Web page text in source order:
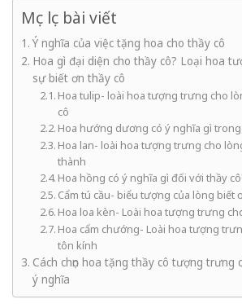
Mục lục bài viết
Ý nghĩa của việc tặng hoa cho thầy cô
Hoa gì đại diện cho thầy cô? Loại hoa
sự biết ơn thầy cô
Hoa tulip- loài hoa tượng trưng cho
cô
Hoa hướng dương có ý nghĩa gì trong
Hoa lan- loài hoa tượng trưng cho
thành
Hoa hồng có ý nghĩa gì đối với thầy
Cẩm tú cầu- biểu tượng của lòng biết
Hoa loa kèn- Loài hoa tượng trưng
Hoa cẩm chướng- Loài hoa tượng
tôn kính
Cách chọn hoa tặng thầy cô tượng trưng
ý nghĩa